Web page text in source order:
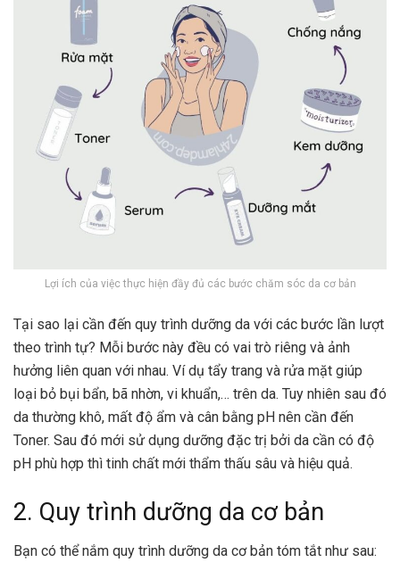
Lợi ích của việc thực hiện đầy đủ các bước chăm sóc da cơ bản
Tại sao lại cần đến quy trình dưỡng da với các bước lần lượt
theo trình tự? Mỗi bước này đều có vai trò riêng và ảnh
hưởng liên quan với nhau. Ví dụ tẩy trang và rửa mặt giúp
loại bỏ bụi bẩn, bã nhờn, vi khuẩn,… trên da. Tuy nhiên sau đó
da thường khô, mất độ ẩm và cân bằng pH nên cần đến
Toner. Sau đó mới sử dụng dưỡng đặc trị bởi da cần có độ
pH phù hợp thì tinh chất mới thẩm thấu sâu và hiệu quả.
2. Quy trình dưỡng da cơ bản
Bạn có thể nắm quy trình dưỡng da cơ bản tóm tắt như sau: